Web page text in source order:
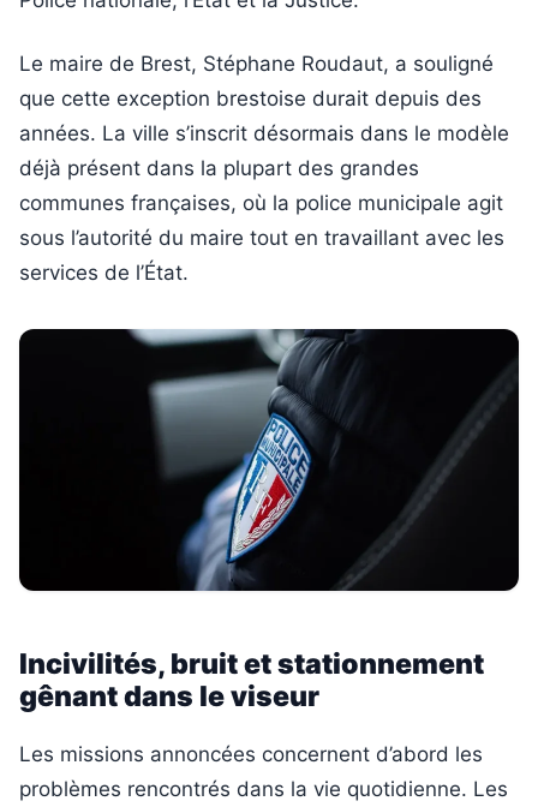
Le maire de Brest, Stéphane Roudaut, a souligné
que cette exception brestoise durait depuis des
années. La ville s’inscrit désormais dans le modèle
déjà présent dans la plupart des grandes
communes françaises, où la police municipale agit
sous l’autorité du maire tout en travaillant avec les
services de l’État.
Incivilités, bruit et stationnement
gênant dans le viseur
Les missions annoncées concernent d’abord les
problèmes rencontrés dans la vie quotidienne. Les